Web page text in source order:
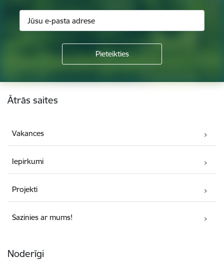
Kājene
Ātrās saites
Vakances
Iepirkumi
Projekti
Sazinies ar mums!
Noderīgi